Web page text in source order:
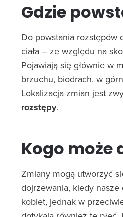
Gdzie
Do powstania rozstępów
ciała – ze względu na
Pojawiają się głównie w
brzuchu, biodrach, w
Lokalizacja zmian jest
rozstępy.
Kogo może
Zmiany mogą utworzyć
dojrzewania, kiedy nasze
kobiet, jednak w